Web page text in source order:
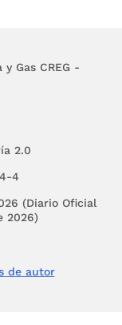
de las
2.0
4
(Diario Oficial
2026)
de autor
Gas CREG -